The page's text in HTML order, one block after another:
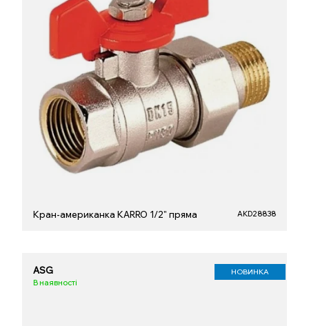
Кран-американка KARRO 1/2" пряма AKD28838
ASG
В наявності
НОВИНКА